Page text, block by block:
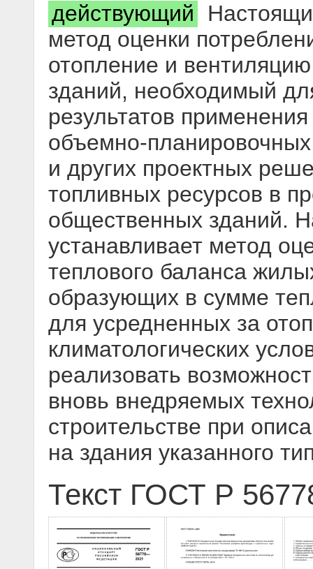
действующий
метод оценки
отопление и
зданий, необходимый
результатов
объемно-
и других проектных
топливных ресурсов в
общественных зданий.
устанавливает метод
теплового баланса
образующих в сумме
для усредненных за
климатологических
реализовать
вновь внедряемых
строительстве при
на здания указанного
Текст ГОСТ Р